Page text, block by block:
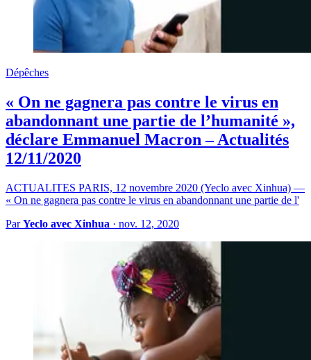
Dépêches
« On ne gagnera pas contre le virus en
abandonnant une partie de l’humanité »,
déclare Emmanuel Macron – Actualités
12/11/2020
ACTUALITES PARIS, 12 novembre 2020 (Yeclo avec Xinhua) —
« On ne gagnera pas contre le virus en abandonnant une partie de l'
ParYeclo avec Xinhua · nov. 12, 2020